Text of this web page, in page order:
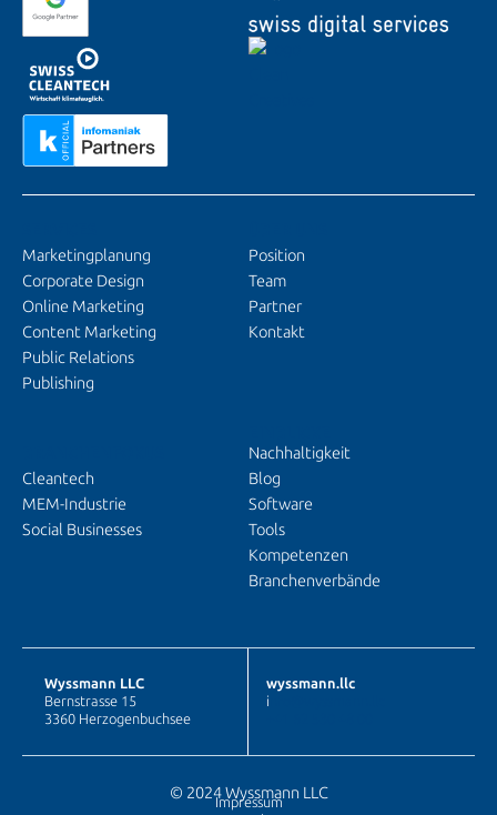
Marketingplanung
Corporate Design
Online Marketing
Content Marketing
Public Relations
Publishing
Cleantech
MEM-Industrie
Social Businesses
Position
Team
Partner
Kontakt
Nachhaltigkeit
Blog
Software
Tools
Kompetenzen
Branchenverbände
Wyssmann LLC
Bernstrasse 15
3360 Herzogenbuchsee
wyssmann.llc
i
© 2024 Wyssmann LLC
Impressum